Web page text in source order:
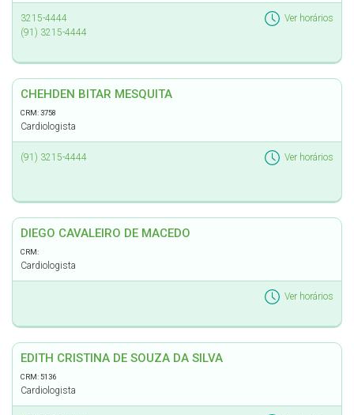
3215-4444
(91) 3215-4444
Ver horários
CHEHDEN BITAR MESQUITA
CRM: 3758
Cardiologista
(91) 3215-4444 Ver horários
DIEGO CAVALEIRO DE MACEDO
CRM:
Cardiologista
Ver horários
EDITH CRISTINA DE SOUZA DA SILVA
CRM: 5136
Cardiologista